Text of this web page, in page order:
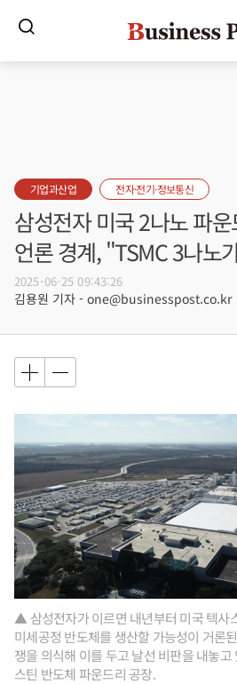
기업과산업 전자·전기·정보통신
삼성전자 미국 2나노 파
언론 경계, "TSMC 3나노
2025-06-25 09:43:26
김용원 기자 - one@businesspost.co.kr
▲ 삼성전자가 이르면 내년부터 미국 텍사
미세공정 반도체를 생산할 가능성이 거론
쟁을 의식해 이를 두고 날선 비판을 내놓
스틴 반도체 파운드리 공장.